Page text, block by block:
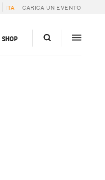
ITA CARICA UN EVENTO
SHOP